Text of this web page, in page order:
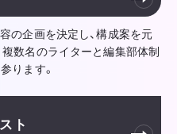
の企画を決定し、構成案を元
数名のライターと編集部体制
ります。
ト